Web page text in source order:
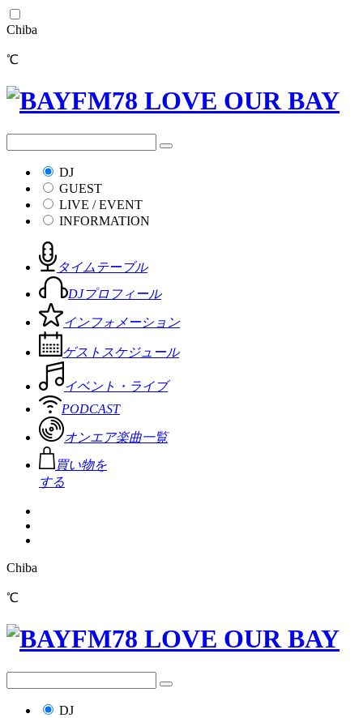
Chiba
℃
DJ
GUEST
LIVE / EVENT
INFORMATION
タイムテーブル
DJプロフィール
インフォメーション
ゲストスケジュール
イベント・ライブ
PODCAST
オンエア楽曲一覧
買い物を
する
Chiba
℃
DJ